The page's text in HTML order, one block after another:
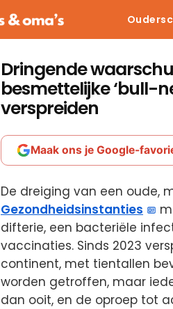
Dringende
besmettelijke ‘bull-
verspreiden
Maak ons je Google-
De dreiging van een oude,
Gezondheidsinstanties
difterie, een bacteriële
vaccinaties. Sinds 2023
continent, met tientallen
worden getroffen, maar
dan ooit, en de oproep tot